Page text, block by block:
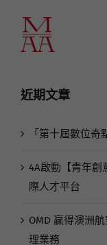
近期文章
「第十屆數位奇
際人才平台